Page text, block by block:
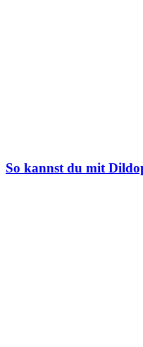
So kannst du mit